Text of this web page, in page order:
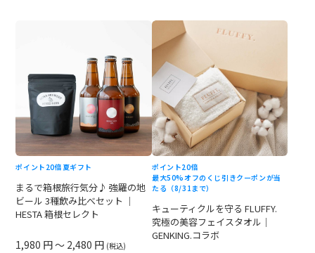
ポイント20倍 夏ギフト
まるで箱根旅行気分♪ 強羅の地
ビール 3種飲み比べセット ｜
HESTA 箱根セレクト
1,980 円 ～ 2,480 円 (税込)
ポイント20倍
最大50%オフのくじ引きクーポンが当
たる（8/31まで）
キューティクルを守る FLUFFY.
究極の美容フェイスタオル｜
GENKING.コラボ